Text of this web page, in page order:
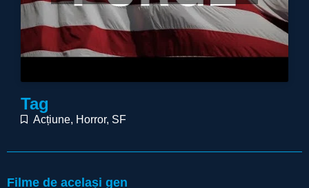
Tag
Acțiune, Horror, SF
Filme de același gen